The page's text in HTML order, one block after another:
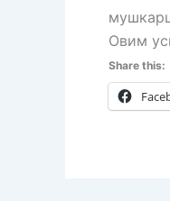
Овим
Share this: